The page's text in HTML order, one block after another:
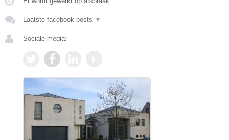
Laatste facebook posts ▼
Sociale media: